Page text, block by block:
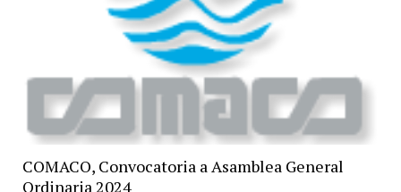
COMACO, Convocatoria a Asamblea General
Ordinaria 2024